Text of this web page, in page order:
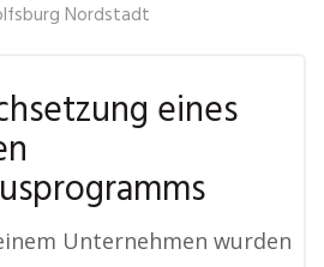
Nordstadt
eines
Unternehmen wurden